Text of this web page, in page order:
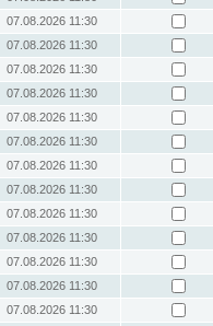
07.08.2026 11:30
07.08.2026 11:30
07.08.2026 11:30
07.08.2026 11:30
07.08.2026 11:30
07.08.2026 11:30
07.08.2026 11:30
07.08.2026 11:30
07.08.2026 11:30
07.08.2026 11:30
07.08.2026 11:30
07.08.2026 11:30
07.08.2026 11:30